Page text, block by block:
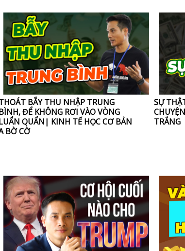
BẪY THU NHẬP TRUNG
ĐỂ KHÔNG RƠI VÀO VÒNG
QUẨN| KINH TẾ HỌC CƠ BẢN
BỜ CỜ
SỰ
TRẮNG